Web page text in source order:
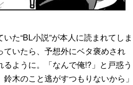
た“BL小説”が本人に読まれてしま
いたら、予想外にベタ褒めされ
ように。「なんで俺!?」と戸惑う
木のこと逃がすつもりないから」